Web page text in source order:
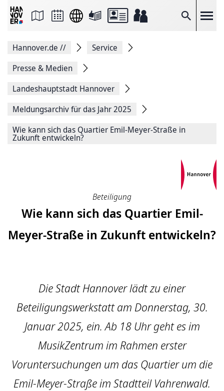
Suche
Seite
Facebook
teilen
Seitenlink
Seite
Hannover.de //
Service
Presse & Medien
Landeshauptstadt Hannover
Meldungsarchiv für das Jahr 2025
Wie kann sich das Quartier Emil-Meyer-Straße in
Zukunft entwickeln?
Beteiligung
Wie kann sich das Quartier Emil-
Meyer-Straße in Zukunft entwickeln?
Die Stadt Hannover lädt zu einer
Beteiligungswerkstatt am Donnerstag, 30.
Januar 2025, ein. Ab 18 Uhr geht es im
MusikZentrum im Rahmen erster
Voruntersuchungen um das Quartier um die
Emil-Meyer-Straße im Stadtteil Vahrenwald.